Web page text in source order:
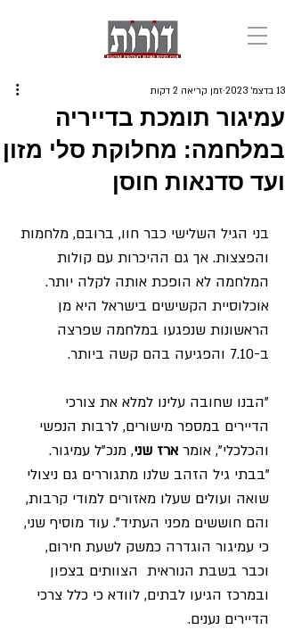
עמיגור תומכת בדייריה
במלחמה: מחלוקת סלי מזון
ועד סדנאות חוסן
13 בדצמ׳ 2023 זמן קריאה 2 דקות
בני הגיל השלישי כבר חוו, ברובם, מלחמות
והפצצות. אך גם ההיכרות עם קולות
המלחמה לא הופכת אותה לקלה יותר.
אוכלוסיית הקשישים בישראל היא מן
הראשונות שנפגעו במלחמה שפרצה
ב-7.10 והפגיעה בהם קשה ביותר.
"הבנו שחובה עלינו למלא את צורכי
הדיירים במספר מישורים, לרבות הנפשי
והכלכלי", אומר ארז שני, מנכ"ל עמיגור.
"בבתי גיל הזהב שלנו מתגוררים גם ניצולי
שואה ועולים שעלו מאזורים למודי קרבות,
והם חוששים מפני העתיד". עוד מוסיף שני,
כי עמיגור הוגדרה כמשק לשעת חירום,
וכבר בשבת הנוראית  הצוותים בצפון
ובמרכז הגיעו לבתים, לוודא כי כלל צרכי
הדיירים נענים.